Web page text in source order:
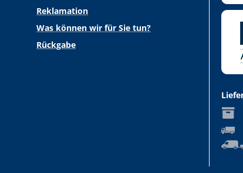
Reklamation
Was können wir für Sie tun?
Rückgabe